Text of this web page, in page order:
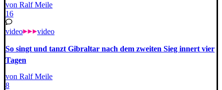
von Ralf Meile
16
video video
So singt und tanzt Gibraltar nach dem zweiten Sieg innert vier
Tagen
von Ralf Meile
8